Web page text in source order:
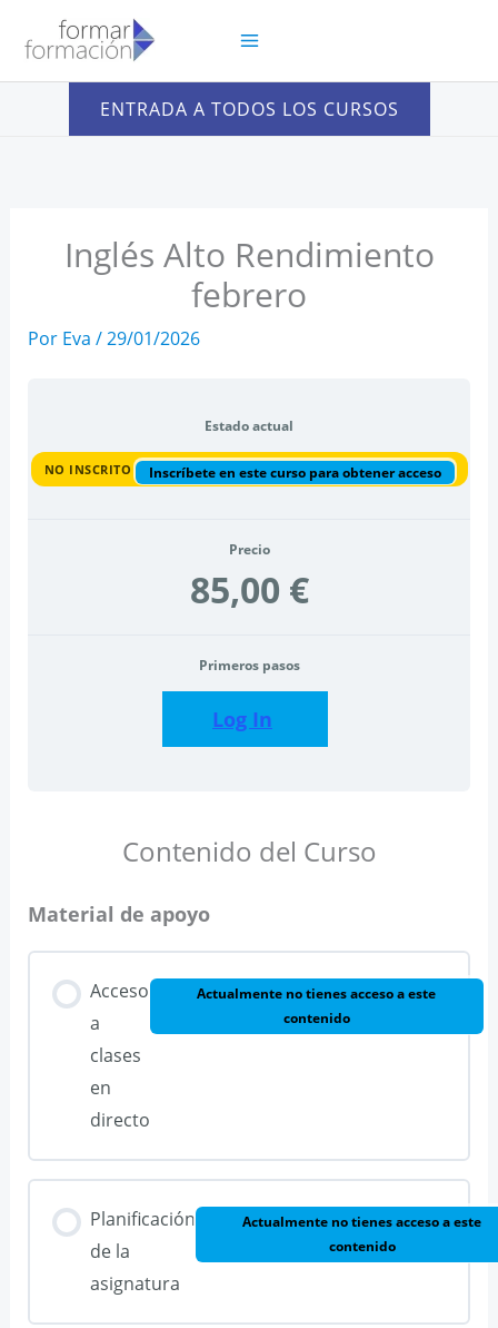
contenido
ENTRADA A TODOS LOS CURSOS
Inglés Alto Rendimiento
febrero
Por Eva /29/01/2026
Estado actual
NO INSCRITO Inscríbete en este curso para obtener acceso
Precio
85,00 €
Primeros pasos
Log In
Contenido del Curso
Material de apoyo
Acceso
a
clases
en
directo
Actualmente no tienes acceso a este
contenido
Planificación
de la
asignatura
Actualmente no tienes acceso a este
contenido